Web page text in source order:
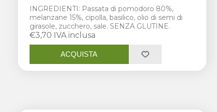
INGREDIENTI: Passata di pomodoro 80%,
melanzane 15%, cipolla, basilico, olio di semi di
girasole, zucchero, sale. SENZA GLUTINE.
€3,70 IVA inclusa
ACQUISTA